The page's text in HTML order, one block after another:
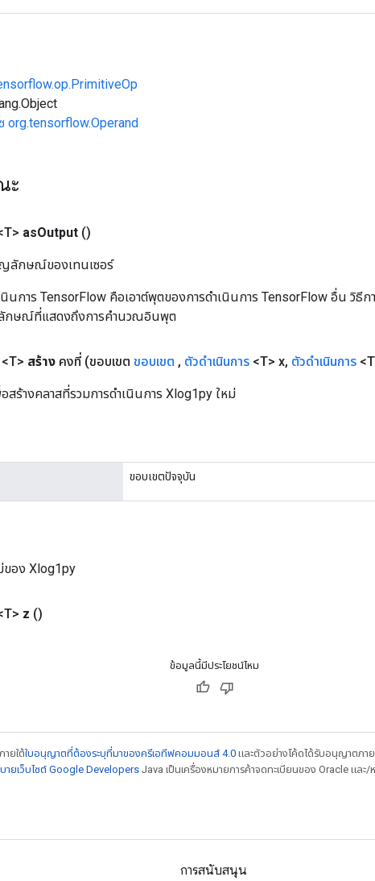
org.tensorflow.Operand
ะ
asOutput ()
ลักษณ์ของเทนเซอร์
นการ TensorFlow คือเอาต์พุตของการดำเนินการ TensorFlow อื่น วิธีก
กษณ์ที่แสดงถึงการคำนวณอินพุต
<T> สร้าง คงที่ (ขอบเขต ขอบเขต , ตัวดำเนินการ <T> x, ตัวดำเนินการ
อสร้างคลาสที่รวมการดำเนินการ Xlog1py ใหม่
ขอบเขตปัจจุบัน
อง Xlog1py
z ()
ข้อมูลนี้มีประโยชน์ไหม
ายใต้ใบอนุญาตที่ต้องระบุที่มาของครีเอทีฟคอมมอนส์ 4.0 และตัวอย่างโค้ดได้รับอนุญาตภาย
ายเว็บไซต์ Google Developers Java เป็นเครื่องหมายการค้าจดทะเบียนของ Oracle และ/
การสนับสนุน